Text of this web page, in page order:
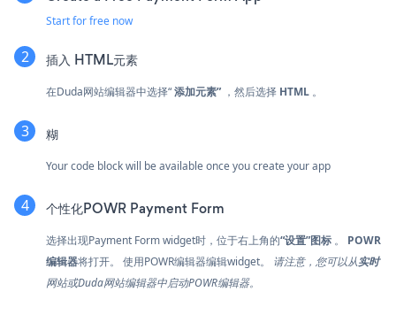
Start for free now
插入 HTML元素
在Duda网站编辑器中选择“添加元素” ，然后选择 HTML 。
糊
Your code block will be available once you create your app
个性化POWR Payment Form
选择出现Payment Form widget时，位于右上角的“设置”图标 。 POWR
编辑器将打开。 使用POWR编辑器编辑widget。 请注意，您可以从实时
网站或Duda网站编辑器中启动POWR编辑器。